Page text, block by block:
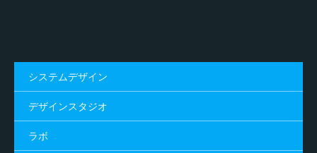
システムデザイン
デザインスタジオ
ラボ